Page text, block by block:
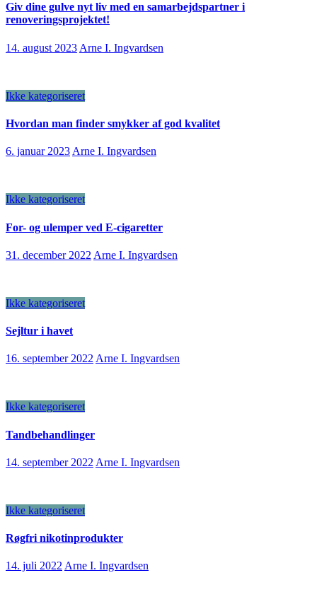
Giv dine gulve nyt liv med en samarbejdspartner i
renoveringsprojektet!
14. august 2023 Arne I. Ingvardsen
Ikke kategoriseret
Hvordan man finder smykker af god kvalitet
6. januar 2023 Arne I. Ingvardsen
Ikke kategoriseret
For- og ulemper ved E-cigaretter
31. december 2022 Arne I. Ingvardsen
Ikke kategoriseret
Sejltur i havet
16. september 2022 Arne I. Ingvardsen
Ikke kategoriseret
Tandbehandlinger
14. september 2022 Arne I. Ingvardsen
Ikke kategoriseret
Røgfri nikotinprodukter
14. juli 2022 Arne I. Ingvardsen